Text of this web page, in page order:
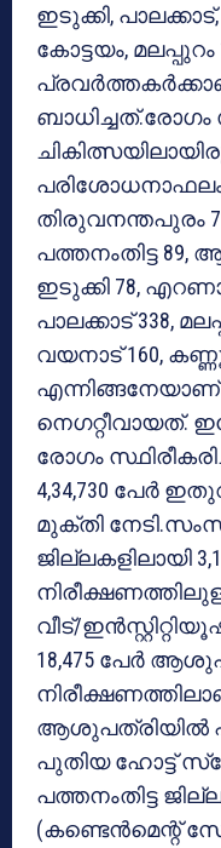
ഇടുക്കി,
കോട്ടയം,
ബാധിച്ചത്.രോഗം
പരിശോധനാഫലം
തിരുവനന്തപുരം
പത്തനംതിട്ട 89,
ഇടുക്കി 78,
പാലക്കാട് 338,
വയനാട് 160,
നെഗറ്റീവായത്.
രോഗം
4,34,730 പേര്‍
മുക്തി
ജില്ലകളിലായി
വീട്/
18,475 പേര്‍
ആശുപത്രിയില്‍
പുതിയ ഹോട്ട്
പത്തനംതിട്ട
(കണ്ടെന്‍മെന്റ്